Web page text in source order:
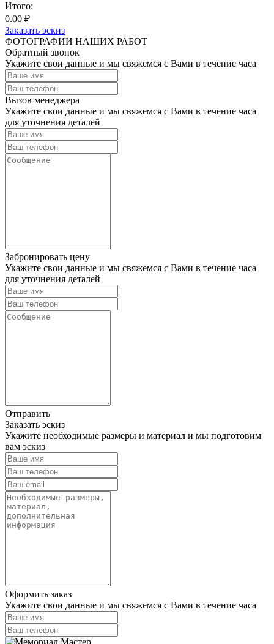
Итого:
0.00 ₽
Заказать эскиз
ФОТОГРАФИИ НАШИХ РАБОТ
Обратный звонок
Укажите свои данные и мы свяжемся с Вами в течение часа
Вызов менеджера
Укажите свои данные и мы свяжемся с Вами в течение часа
для уточнения деталей
Забронировать цену
Укажите свои данные и мы свяжемся с Вами в течение часа
для уточнения деталей
Отправить
Заказать эскиз
Укажите необходимые размеры и материал и мы подготовим
вам эскиз
Оформить заказ
Укажите свои данные и мы свяжемся с Вами в течение часа